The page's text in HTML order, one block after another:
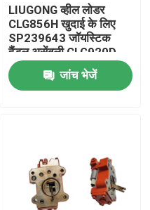
LIUGONG व्हील लोडर
CLG856H खुदाई के लिए
SP239643 जॉयस्टिक
हैंडल असेंबली CLG920D,
CLG922D, CLG925D
CLG933E, CLG936D,
CLG939E
जांच भेजें